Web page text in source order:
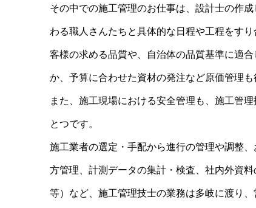
その中での施工管理のお仕事は、設計士の作
わる職人さんたちと具体的な日程や工程をす
客様の求める品質や、自治体の品質基準に適
か、予算に合わせた資材の発注など原価管理も
また、施工現場における安全管理も、施工管
とつです。
施工業者の選定・手配から進行の管理や調整
方管理、計測データの集計・検査、社内外資
等）など、施工管理技士の業務は多岐に渡り